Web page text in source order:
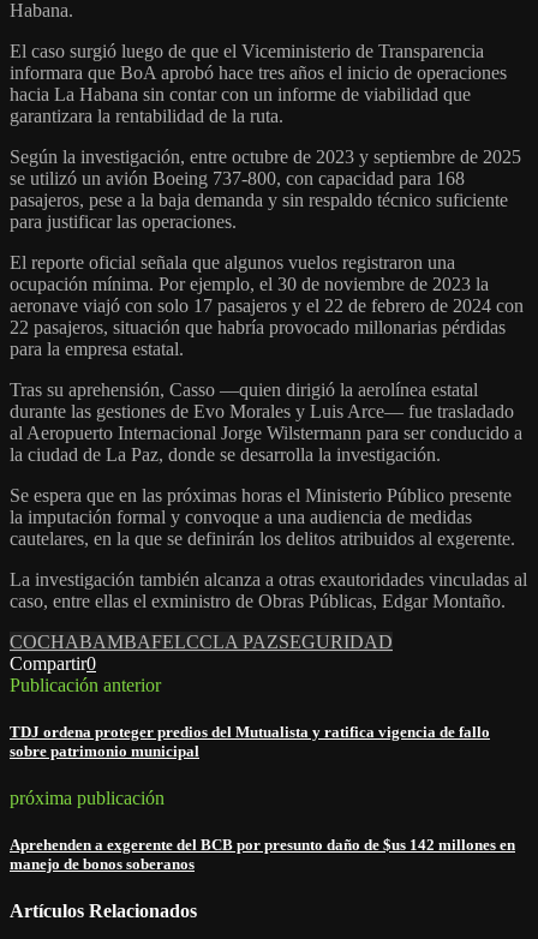
Habana.
El caso surgió luego de que el Viceministerio de Transparencia
informara que BoA aprobó hace tres años el inicio de operaciones
hacia La Habana sin contar con un informe de viabilidad que
garantizara la rentabilidad de la ruta.
Según la investigación, entre octubre de 2023 y septiembre de 2025
se utilizó un avión Boeing 737-800, con capacidad para 168
pasajeros, pese a la baja demanda y sin respaldo técnico suficiente
para justificar las operaciones.
El reporte oficial señala que algunos vuelos registraron una
ocupación mínima. Por ejemplo, el 30 de noviembre de 2023 la
aeronave viajó con solo 17 pasajeros y el 22 de febrero de 2024 con
22 pasajeros, situación que habría provocado millonarias pérdidas
para la empresa estatal.
Tras su aprehensión, Casso —quien dirigió la aerolínea estatal
durante las gestiones de Evo Morales y Luis Arce— fue trasladado
al Aeropuerto Internacional Jorge Wilstermann para ser conducido a
la ciudad de La Paz, donde se desarrolla la investigación.
Se espera que en las próximas horas el Ministerio Público presente
la imputación formal y convoque a una audiencia de medidas
cautelares, en la que se definirán los delitos atribuidos al exgerente.
La investigación también alcanza a otras exautoridades vinculadas al
caso, entre ellas el exministro de Obras Públicas, Edgar Montaño.
COCHABAMBAFELCCLA PAZSEGURIDAD
Compartir0
Publicación anterior
TDJ ordena proteger predios del Mutualista y ratifica vigencia de fallo
sobre patrimonio municipal
próxima publicación
Aprehenden a exgerente del BCB por presunto daño de $us 142 millones en
manejo de bonos soberanos
Artículos Relacionados